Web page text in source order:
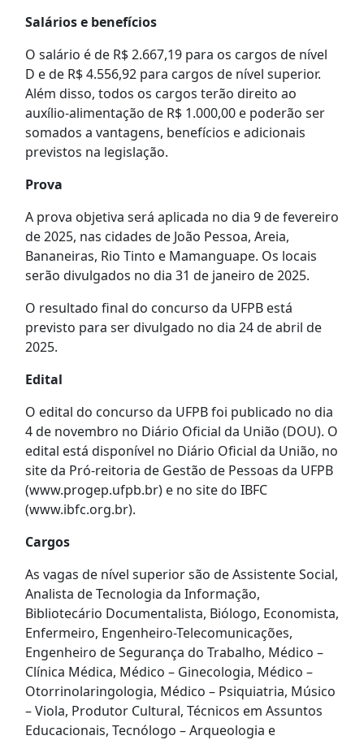
Salários e benefícios
O salário é de R$ 2.667,19 para os cargos de nível
D e de R$ 4.556,92 para cargos de nível superior.
Além disso, todos os cargos terão direito ao
auxílio-alimentação de R$ 1.000,00 e poderão ser
somados a vantagens, benefícios e adicionais
previstos na legislação.
Prova
A prova objetiva será aplicada no dia 9 de fevereiro
de 2025, nas cidades de João Pessoa, Areia,
Bananeiras, Rio Tinto e Mamanguape. Os locais
serão divulgados no dia 31 de janeiro de 2025.
O resultado final do concurso da UFPB está
previsto para ser divulgado no dia 24 de abril de
2025.
Edital
O edital do concurso da UFPB foi publicado no dia
4 de novembro no Diário Oficial da União (DOU). O
edital está disponível no Diário Oficial da União, no
site da Pró-reitoria de Gestão de Pessoas da UFPB
(www.progep.ufpb.br) e no site do IBFC
(www.ibfc.org.br).
Cargos
As vagas de nível superior são de Assistente Social,
Analista de Tecnologia da Informação,
Bibliotecário Documentalista, Biólogo, Economista,
Enfermeiro, Engenheiro-Telecomunicações,
Engenheiro de Segurança do Trabalho, Médico –
Clínica Médica, Médico – Ginecologia, Médico –
Otorrinolaringologia, Médico – Psiquiatria, Músico
– Viola, Produtor Cultural, Técnicos em Assuntos
Educacionais, Tecnólogo – Arqueologia e